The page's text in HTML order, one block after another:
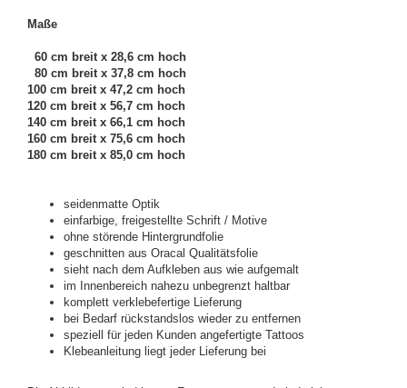
Maße
60 cm breit x 28,6 cm hoch
80 cm breit x 37,8 cm hoch
100 cm breit x 47,2 cm hoch
120 cm breit x 56,7 cm hoch
140 cm breit x 66,1 cm hoch
160 cm breit x 75,6 cm hoch
180 cm breit x 85,0 cm hoch
seidenmatte Optik
einfarbige, freigestellte Schrift / Motive
ohne störende Hintergrundfolie
geschnitten aus Oracal Qualitätsfolie
sieht nach dem Aufkleben aus wie aufgemalt
im Innenbereich nahezu unbegrenzt haltbar
komplett verklebefertige Lieferung
bei Bedarf rückstandslos wieder zu entfernen
speziell für jeden Kunden angefertigte Tattoos
Klebeanleitung liegt jeder Lieferung bei